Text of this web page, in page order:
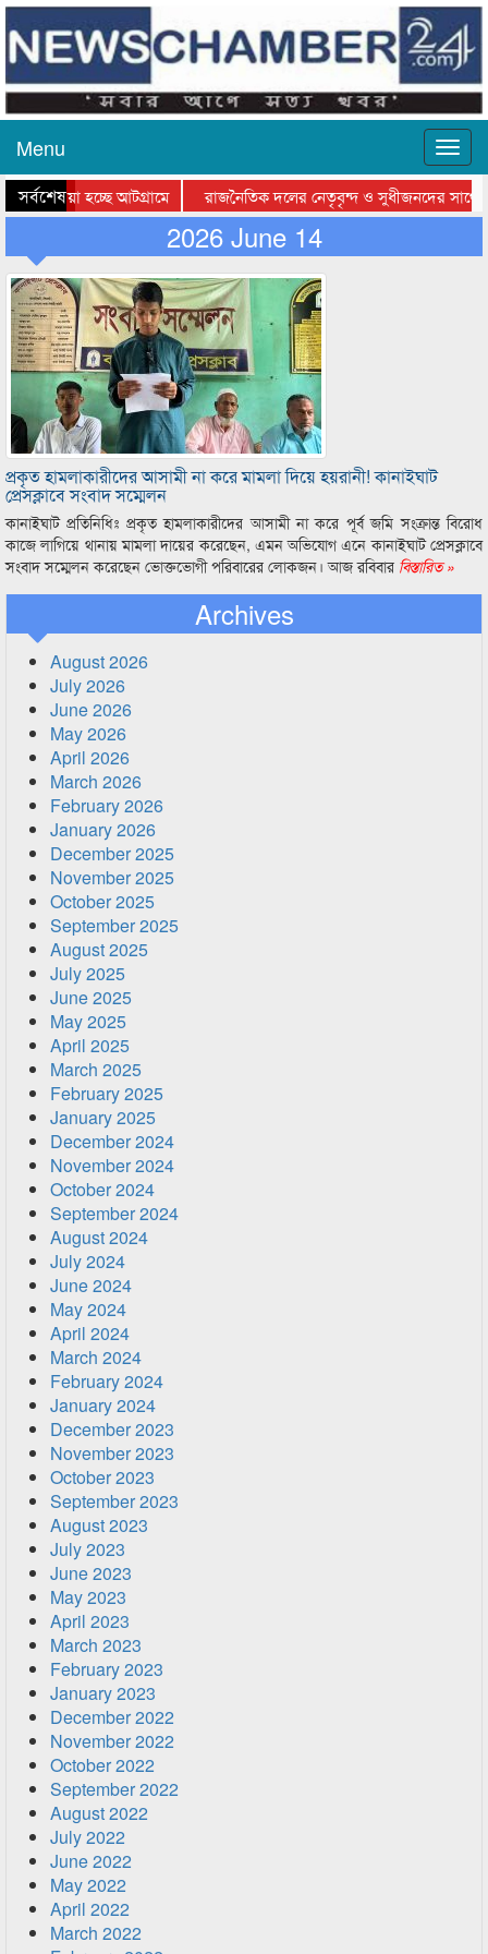
Menu
সর্বশেষ
যাওয়া হচ্ছে আটগ্রামে
রাজনৈতিক দলের নেতৃবৃন্দ ও সুধীজনদের সাথে
পুরস্কার বিতরণ সম্পন্ন
সিলেটে বাংলাদেশ গ্রুপ থিয়েটার ফেডারেশানের
2026 June 14
প্রকৃত হামলাকারীদের আসামী না করে মামলা দিয়ে হয়রানী! কানাইঘাট
প্রেসক্লাবে সংবাদ সম্মেলন
কানাইঘাট প্রতিনিধিঃ প্রকৃত হামলাকারীদের আসামী না করে পূর্ব জমি সংক্রান্ত বিরোধ
কাজে লাগিয়ে থানায় মামলা দায়ের করেছেন, এমন অভিযোগ এনে কানাইঘাট প্রেসক্লাবে
সংবাদ সম্মেলন করেছেন ভোক্তভোগী পরিবারের লোকজন। আজ রবিবার বিস্তারিত »
Archives
August 2026
July 2026
June 2026
May 2026
April 2026
March 2026
February 2026
January 2026
December 2025
November 2025
October 2025
September 2025
August 2025
July 2025
June 2025
May 2025
April 2025
March 2025
February 2025
January 2025
December 2024
November 2024
October 2024
September 2024
August 2024
July 2024
June 2024
May 2024
April 2024
March 2024
February 2024
January 2024
December 2023
November 2023
October 2023
September 2023
August 2023
July 2023
June 2023
May 2023
April 2023
March 2023
February 2023
January 2023
December 2022
November 2022
October 2022
September 2022
August 2022
July 2022
June 2022
May 2022
April 2022
March 2022